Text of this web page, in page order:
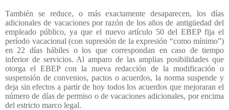
También se reduce, o más exactamente desaparecen, los días
adicionales de vacaciones por razón de los años de antigüedad del
empleado público, ya que el nuevo artículo 50 del EBEP fija el
período vacacional (con supresión de la expresión “como mínimo”)
en 22 días hábiles o los que correspondan en caso de tiempo
inferior de servicios. Al amparo de las amplias posibilidades que
otorga el EBEP con la nueva redacción de la modificación o
suspensión de convenios, pactos o acuerdos, la norma suspende y
deja sin efectos a partir de hoy todos los acuerdos que mejoraran el
número de días de permiso o de vacaciones adicionales, por encima
del estricto marco legal.